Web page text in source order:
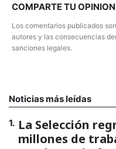
COMPARTE TU
Los comentarios publicados
autores y las consecuencias
sanciones legales.
Noticias más leídas
1. La Selección
millones de